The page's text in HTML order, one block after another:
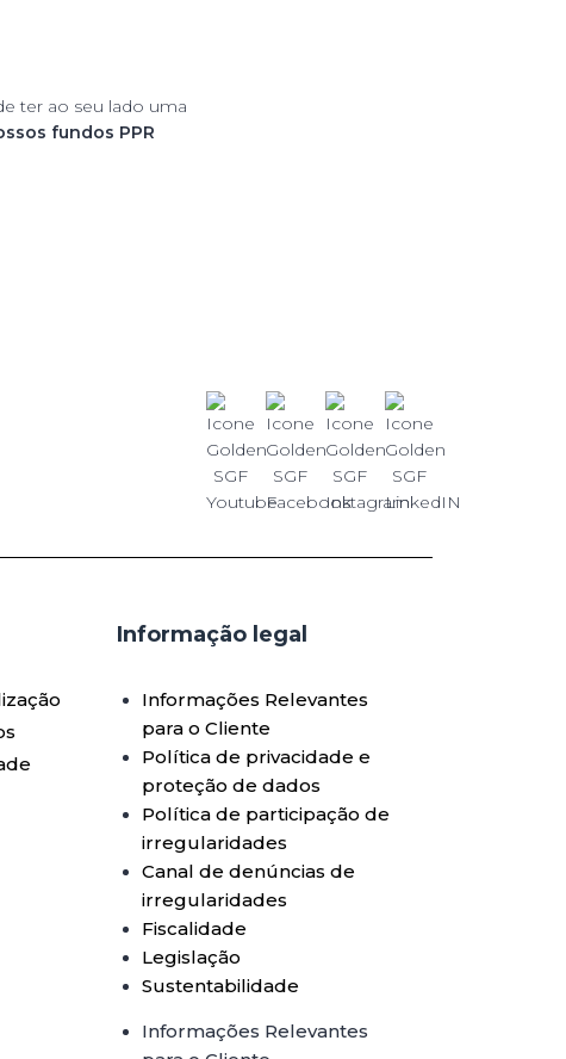
ter ao seu lado uma
fundos PPR
Informação legal
Informações Relevantes
para o Cliente
Política de privacidade e
proteção de dados
Política de participação de
irregularidades
Canal de denúncias de
irregularidades
Fiscalidade
Legislação
Sustentabilidade
Informações Relevantes